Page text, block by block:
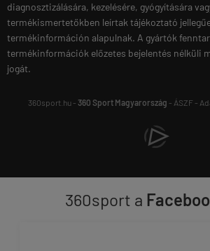
diagnosztizálására, kezelésére, gyógyítására
termékismertetőkben leírtak tájékoztató
termékinformáción alapulnak. A gyártók
termékinformációk előzetes bejelentés nélküli
jogát.
360sport.hu - 360 Sport Magyarország - ÁSZF-
360sport a